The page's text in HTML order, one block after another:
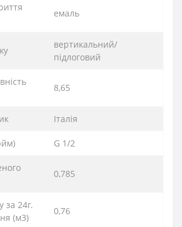
емаль
вертикальний/
підлоговий
8,65
Італія
G 1/2
0,785
за 24г.
(м3)
0,76